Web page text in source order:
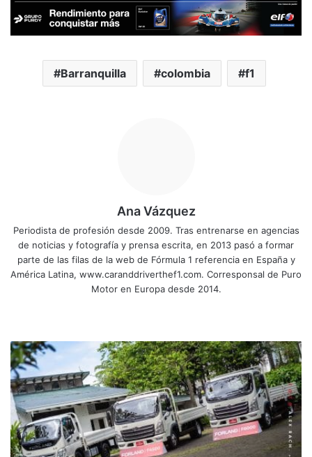
Barranquilla colombia f1
Ana Vázquez
Periodista de profesión desde 2009. Tras entrenarse en agencias
de noticias y fotografía y prensa escrita, en 2013 pasó a formar
parte de las filas de la web de Fórmula 1 referencia en España y
América Latina, www.caranddriverthef1.com. Corresponsal de Puro
Motor en Europa desde 2014.
Active
Motors
presenta
la
gama
de
camiones
Forland